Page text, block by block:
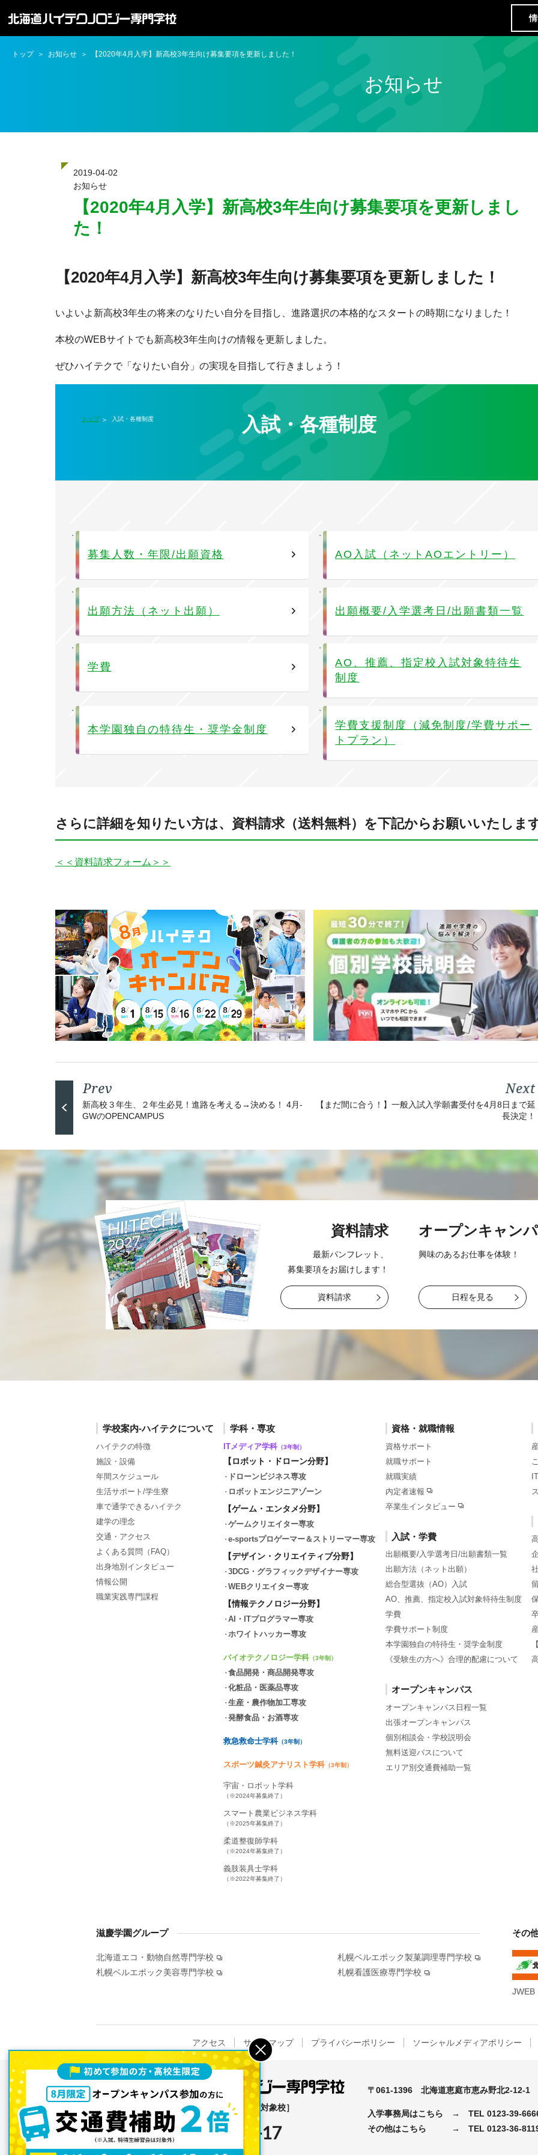
お知らせ
トップ お知らせ 【2020年4月入学】新高校3年生向け募集要項を更新しました！
2019-04-02
お知らせ
【2020年4月入学】新高校3年生向け募集要項を更新しまし
た！
【2020年4月入学】新高校3年生向け募集要項を更新しました！
いよいよ新高校3年生の将来のなりたい自分を目指し、進路選択の本格的なスタートの時期になりました！
本校のWEBサイトでも新高校3年生向けの情報を更新しました。
ぜひハイテクで「なりたい自分」の実現を目指して行きましょう！
入試・各種制度
トップ 入試・各種制度
募集人数・年限/出願資格 AO入試（ネットAOエントリー）
出願方法（ネット出願） 出願概要/入学選考日/出願書類一覧
学費
AO、推薦、指定校入試対象特待生
制度
本学園独自の特待生・奨学金制度
学費支援制度（減免制度/学費サポー
トプラン）
さらに詳細を知りたい方は、資料請求（送料無料）を下記からお願いいたしま
＜＜資料請求フォーム＞＞
新高校３年生、２年生必見！進路を考える→決める！ 4月-
GWのOPENCAMPUS
【まだ間に合う！】一般入試入学願書受付を4月8日まで延
長決定！
資料請求
最新パンフレット、
募集要項をお届け します！
資料請求
オープンキャン
興味のあるお仕事を体験！
日程を見る
学校案内-ハイテクについて
ハイテクの特徴
施設・設備
年間スケジュール
生活サポート/学生寮
車で通学できるハイテク
建学の理念
交通・アクセス
よくある質問（FAQ）
出身地別インタビュー
情報公開
職業実践専門課程
学科・専攻
ITメディア学科 （3年制）
【ロボット・ドローン分野】
ドローンビジネス専攻
ロボットエンジニアゾーン
【ゲーム・エンタメ分野】
ゲームクリエイター専攻
e-sportsプロゲーマー＆ストリーマー専攻
【デザイン・クリエイティブ分野】
3DCG・グラフィックデザイナー専攻
WEBクリエイター専攻
【情報テクノロジー分野】
AI・ITプログラマー専攻
ホワイトハッカー専攻
バイオテクノロジー学科 （3年制）
食品開発・商品開発専攻
化粧品・医薬品専攻
生産・農作物加工専攻
発酵食品・お酒専攻
救急救命士学科（3年制）
スポーツ鍼灸アナリスト学科（3年制）
宇宙・ロボット学科
（※2024年募集終了）
スマート農業ビジネス学科
（※2025年募集終了）
柔道整復師学科
（※2024年募集終了）
義肢装具士学科
（※2022年募集終了）
資格・就職情報
資格サポート
就職サポート
就職実績
内定者速報
卒業生インタビュー
入試・学費
出願概要/入学選考日/出願書類一覧
出願方法（ネット出願）
総合型選抜（AO）入試
AO、推薦、指定校入試対象特待生制度
学費
学費サポート制度
本学園独自の特待生・奨学金制度
《受験生の方へ》合理的配慮について
オープンキャンパス
オープンキャンパス日程一覧
出張オープンキャンパス
個別相談会・学校説明会
無料送迎バスについて
エリア別交通費補助一覧
滋慶学園グループ
北海道エコ・動物自然専門学校
札幌ベルエポック美容専門学校
札幌ベルエポック製菓調理専門学校
札幌看護医療専門学校
その
JWEB
アクセス サイトマップ プライバシーポリシー ソーシャルメディアポリシー
［高等教育無償化の支援措置 対象校］
0120-8119-17
〒061-1396 北海道恵庭市恵み野北2-12-1
入学事務局はこちら → TEL 0123-39-
その他はこちら → TEL 0123-36-